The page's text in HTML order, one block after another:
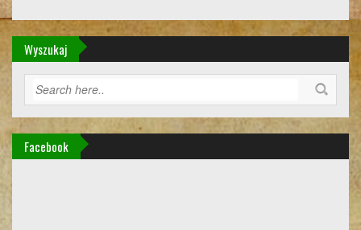
Wyszukaj
Facebook